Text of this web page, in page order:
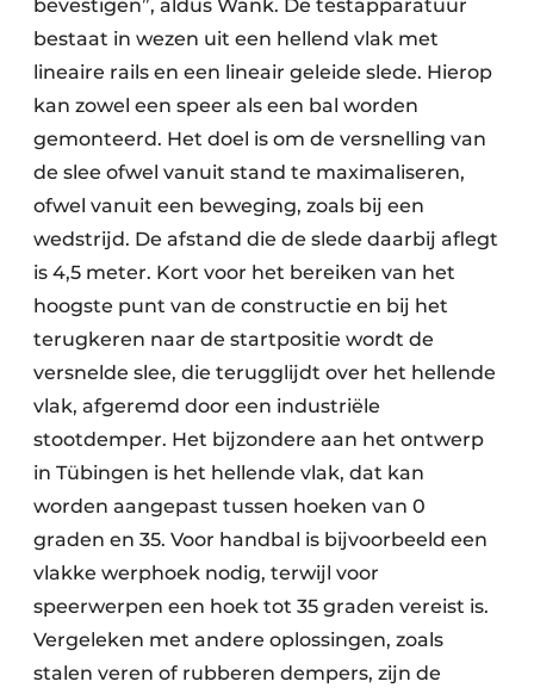
bevestigen”, aldus Wank. De testapparatuur
bestaat in wezen uit een hellend vlak met
lineaire rails en een lineair geleide slede. Hierop
kan zowel een speer als een bal worden
gemonteerd. Het doel is om de versnelling van
de slee ofwel vanuit stand te maximaliseren,
ofwel vanuit een beweging, zoals bij een
wedstrijd. De afstand die de slede daarbij aflegt
is 4,5 meter. Kort voor het bereiken van het
hoogste punt van de constructie en bij het
terugkeren naar de startpositie wordt de
versnelde slee, die terugglijdt over het hellende
vlak, afgeremd door een industriële
stootdemper. Het bijzondere aan het ontwerp
in Tübingen is het hellende vlak, dat kan
worden aangepast tussen hoeken van 0
graden en 35. Voor handbal is bijvoorbeeld een
vlakke werphoek nodig, terwijl voor
speerwerpen een hoek tot 35 graden vereist is.
Vergeleken met andere oplossingen, zoals
stalen veren of rubberen dempers, zijn de